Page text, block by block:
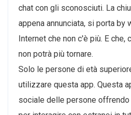
chat con gli sconosciuti. La
appena annunciata, si porta by
Internet che non c'è più. E che,
non potrà più tornare.
Solo le persone di età
utilizzare questa app. Questa
sociale delle persone